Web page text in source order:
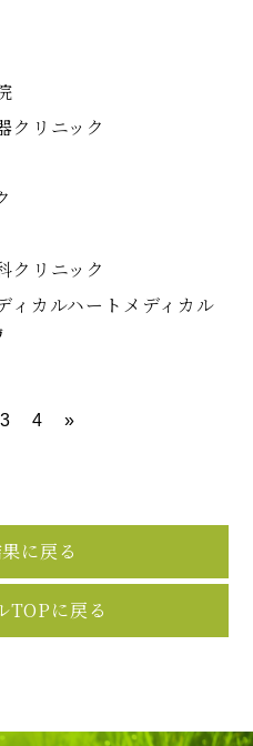
クリニック
クリニック
カルハートメディカル
3 4 »
に戻る
TOPに戻る